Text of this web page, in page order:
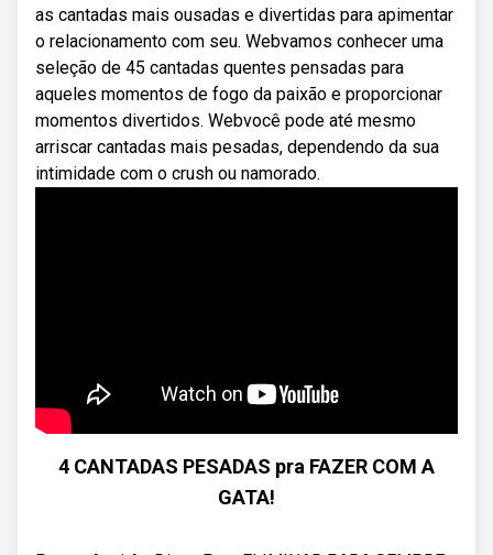
as cantadas mais ousadas e divertidas para apimentar
o relacionamento com seu. Webvamos conhecer uma
seleção de 45 cantadas quentes pensadas para
aqueles momentos de fogo da paixão e proporcionar
momentos divertidos. Webvocê pode até mesmo
arriscar cantadas mais pesadas, dependendo da sua
intimidade com o crush ou namorado.
4 CANTADAS PESADAS pra FAZER COM A
GATA!